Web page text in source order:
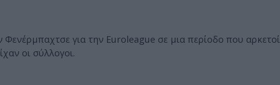
για την Euroleague σε μια περίοδο που αρκετοί
οι σύλλογοι.